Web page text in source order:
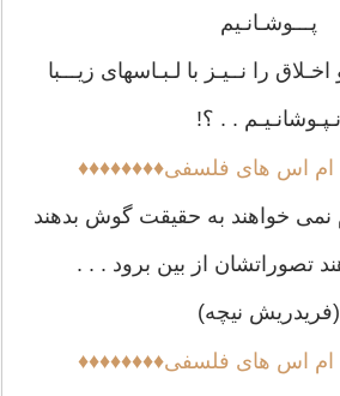
پـــوشـانـیم
را نــیـز با لـبـاسهای زیـــبا
نـپـوشانـیـم . . ؟!
اس های فلسفی♦♦♦♦♦♦♦♦
خواهند به حقیقت گوش بدهند
تصوراتشان از بین برود . . .
(فریدریش نیچه)
اس های فلسفی♦♦♦♦♦♦♦♦